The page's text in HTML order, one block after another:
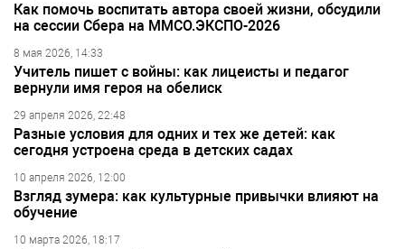
Как помочь воспитать автора своей жизни, обсудили
на сессии Сбера на ММСО.ЭКСПО-2026
8 мая 2026, 14:33
Учитель пишет с войны: как лицеисты и педагог
вернули имя героя на обелиск
29 апреля 2026, 22:48
Разные условия для одних и тех же детей: как
сегодня устроена среда в детских садах
10 апреля 2026, 12:00
Взгляд зумера: как культурные привычки влияют на
обучение
10 марта 2026, 18:17